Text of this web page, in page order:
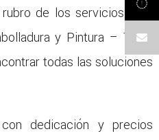
de los servicios para
y Pintura – Taller
todas las soluciones
dedicación y precios